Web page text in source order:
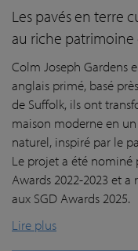
Les pavés en terre
au riche
Colm Joseph Gardens
anglais primé, basé
de Suffolk, ils ont
maison moderne en
naturel, inspiré par le
Le projet a été nominé
Awards 2022-2023 et a
aux SGD Awards 2025.
Lire plus